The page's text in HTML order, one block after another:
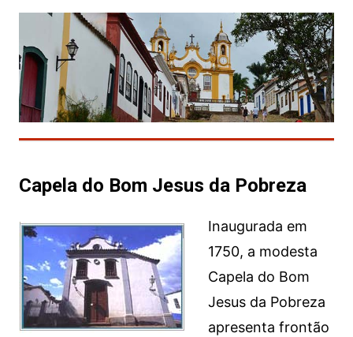
Capela do Bom Jesus da Pobreza
Inaugurada em
1750, a modesta
Capela do Bom
Jesus da Pobreza
apresenta frontão